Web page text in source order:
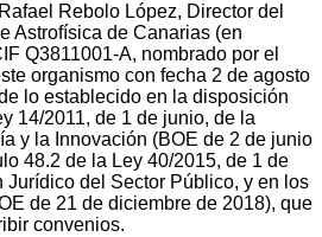
Rebolo López, Director del
Astrofísica de Canarias (en
Q3811001-A, nombrado por el
organismo con fecha 2 de agosto
lo establecido en la disposición
14/2011, de 1 de junio, de la
y la Innovación (BOE de 2 de junio
48.2 de la Ley 40/2015, de 1 de
Jurídico del Sector Público, y en los
de 21 de diciembre de 2018), que
convenios.